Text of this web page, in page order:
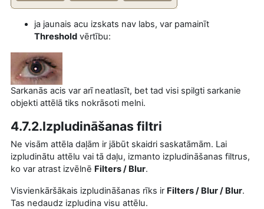
ja jaunais acu izskats nav labs, var pamainīt
Threshold vērtību:
Sarkanās acis var arī neatlasīt, bet tad visi spilgti sarkanie
objekti attēlā tiks nokrāsoti melni.
4.7.2.Izpludināšanas filtri
Ne visām attēla daļām ir jābūt skaidri saskatāmām. Lai
izpludinātu attēlu vai tā daļu, izmanto izpludināšanas filtrus,
ko var atrast izvēlnē Filters / Blur.
Visvienkāršākais izpludināšanas rīks ir Filters / Blur / Blur.
Tas nedaudz izpludina visu attēlu.